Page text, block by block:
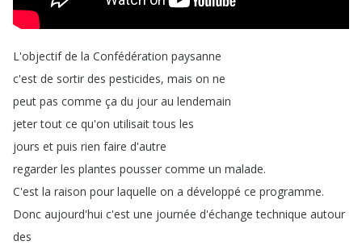
L'objectif de la Confédération paysanne
c'est de sortir des pesticides, mais on ne
peut pas comme ça du jour au lendemain
jeter tout ce qu'on utilisait tous les
jours et puis rien faire d'autre
regarder les plantes pousser comme un malade.
C'est la raison pour laquelle on a développé ce programme.
Donc aujourd'hui c'est une journée d'échange technique autour
des